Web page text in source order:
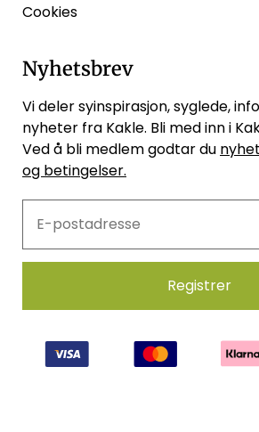
Cookies
Nyhetsbrev
Vi deler syinspirasjon, syglede,
nyheter fra Kakle. Bli med inn i
Ved å bli medlem godtar du
og betingelser.